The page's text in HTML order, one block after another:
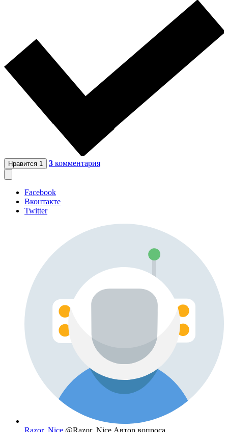
Нравится 1 3 комментария
Facebook
Вконтакте
Twitter